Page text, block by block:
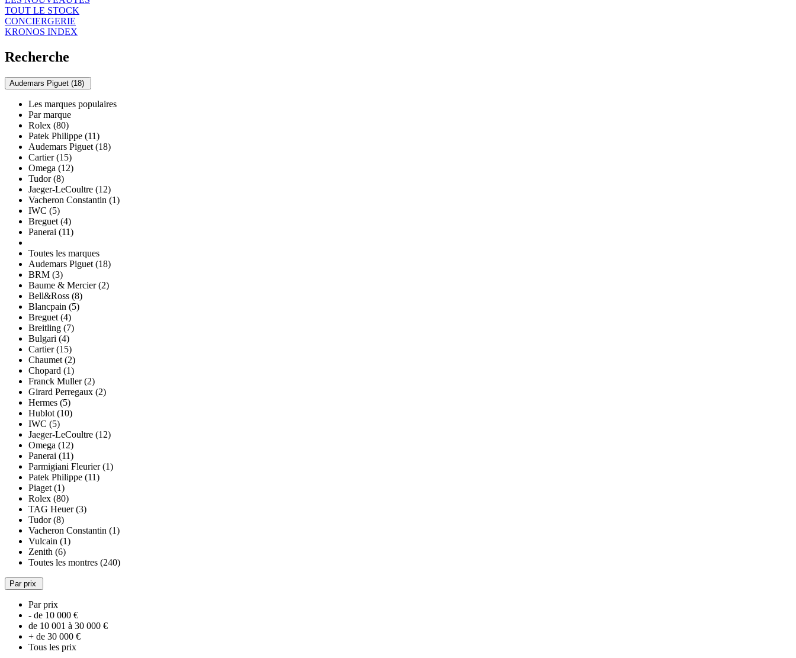
TOUT LE STOCK
CONCIERGERIE
KRONOS INDEX
Recherche
Audemars Piguet (18)
Les marques populaires
Par marque
Rolex (80)
Patek Philippe (11)
Audemars Piguet (18)
Cartier (15)
Omega (12)
Tudor (8)
Jaeger-LeCoultre (12)
Vacheron Constantin (1)
IWC (5)
Breguet (4)
Panerai (11)
Toutes les marques
Audemars Piguet (18)
BRM (3)
Baume & Mercier (2)
Bell&Ross (8)
Blancpain (5)
Breguet (4)
Breitling (7)
Bulgari (4)
Cartier (15)
Chaumet (2)
Chopard (1)
Franck Muller (2)
Girard Perregaux (2)
Hermes (5)
Hublot (10)
IWC (5)
Jaeger-LeCoultre (12)
Omega (12)
Panerai (11)
Parmigiani Fleurier (1)
Patek Philippe (11)
Piaget (1)
Rolex (80)
TAG Heuer (3)
Tudor (8)
Vacheron Constantin (1)
Vulcain (1)
Zenith (6)
Toutes les montres (240)
Par prix
Par prix
- de 10 000 €
de 10 001 à 30 000 €
+ de 30 000 €
Tous les prix